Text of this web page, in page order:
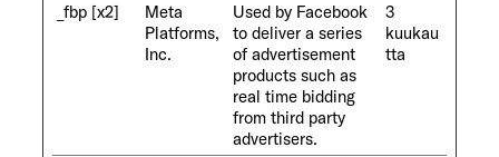
_fbp [x2]
Meta
Platforms,
Inc.
Used by Facebook
to deliver a series
of advertisement
products such as
real time bidding
from third party
advertisers.
3
kuukau
tta